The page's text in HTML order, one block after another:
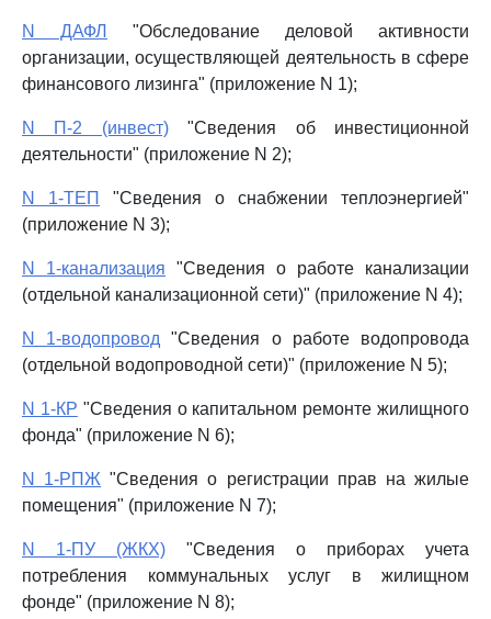
N ДАФЛ
"Обследование деловой активности
организации, осуществляющей деятельность в сфере
финансового лизинга" (приложение N 1);
N П-2 (инвест)"Сведения об инвестиционной
деятельности" (приложение N 2);
N 1-ТЕП
"Сведения о снабжении теплоэнергией"
(приложение N 3);
N 1-канализация "Сведения о работе канализации
(отдельной канализационной сети)" (приложение N 4);
N 1-водопровод "Сведения о работе водопровода
(отдельной водопроводной сети)" (приложение N 5);
N 1-КР "Сведения о капитальном ремонте жилищного
фонда" (приложение N 6);
N 1-РПЖ "Сведения о регистрации прав на жилые
помещения" (приложение N 7);
N 1-ПУ (ЖКХ) "Сведения о приборах учета
потребления коммунальных услуг в жилищном
фонде" (приложение N 8);